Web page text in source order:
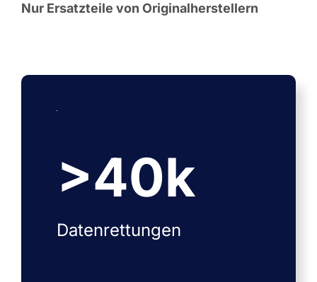
Nur Ersatzteile von Originalherstellern
>40k
Datenrettungen